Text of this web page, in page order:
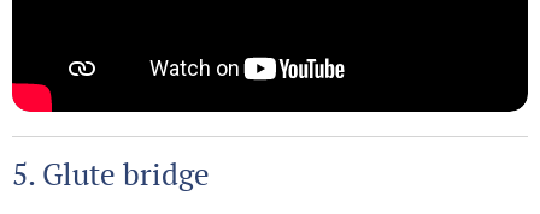
5. Glute bridge 🍑